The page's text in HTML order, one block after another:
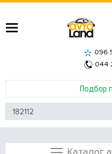
Подбор
096
044